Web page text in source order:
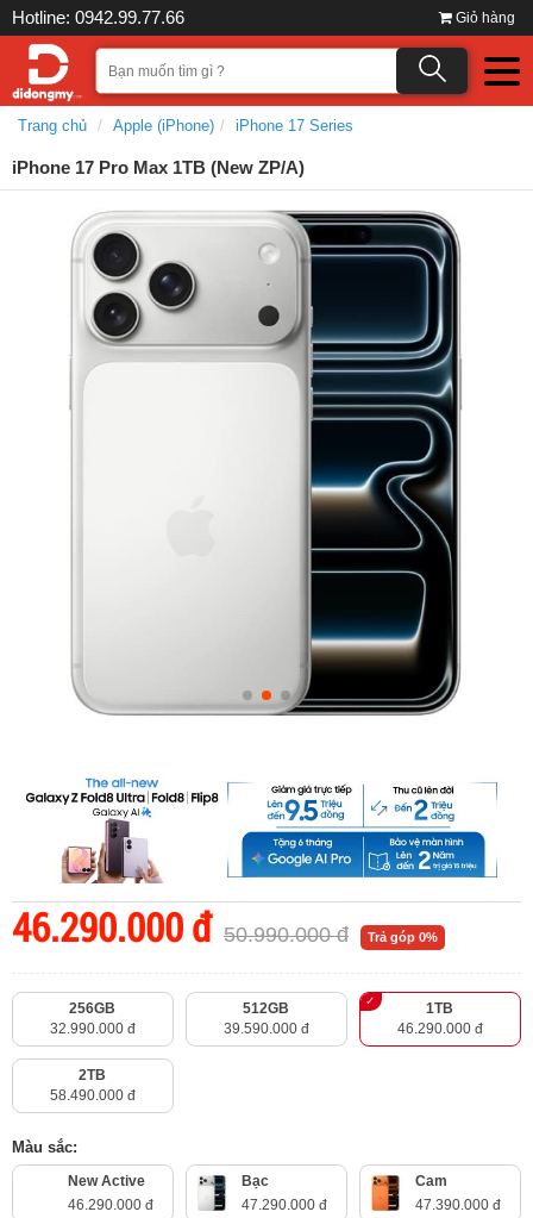
Hotline: 0942.99.77.66 Giỏ hàng
Trang chủ Apple (iPhone) iPhone 17 Series
iPhone 17 Pro Max 1TB (New ZP/A)
46.290.000 đ 50.990.000 đ Trả góp 0%
256GB
32.990.000 đ
512GB
39.590.000 đ
1TB
46.290.000 đ
2TB
58.490.000 đ
Màu sắc:
New Active
46.290.000 đ
Bạc
47.290.000 đ
Cam
47.390.000 đ